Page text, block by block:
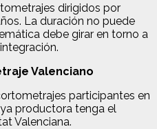
dirigidos por
La duración no puede
debe girar en torno a
Valenciano
participantes en
productora tenga el
Valenciana.